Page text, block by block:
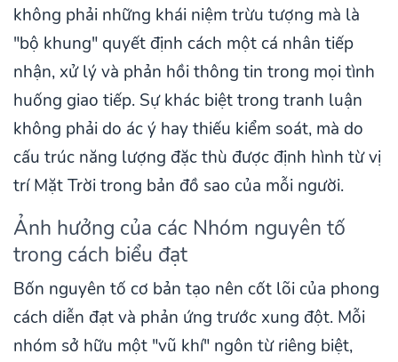
không phải những khái niệm trừu tượng mà là
"bộ khung" quyết định cách một cá nhân tiếp
nhận, xử lý và phản hồi thông tin trong mọi tình
huống giao tiếp. Sự khác biệt trong tranh luận
không phải do ác ý hay thiếu kiểm soát, mà do
cấu trúc năng lượng đặc thù được định hình từ vị
trí Mặt Trời trong bản đồ sao của mỗi người.
Ảnh hưởng của các Nhóm nguyên tố
trong cách biểu đạt
Bốn nguyên tố cơ bản tạo nên cốt lõi của phong
cách diễn đạt và phản ứng trước xung đột. Mỗi
nhóm sở hữu một "vũ khí" ngôn từ riêng biệt,